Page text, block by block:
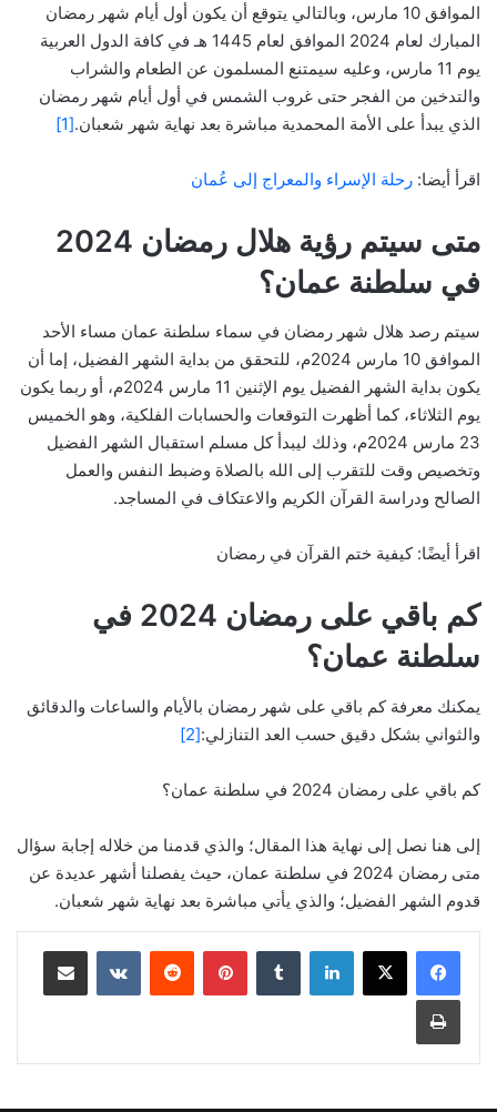
الموافق 10 مارس، وبالتالي يتوقع أن يكون أول أيام شهر رمضان
المبارك لعام 2024 الموافق لعام 1445 هـ في كافة الدول العربية
يوم 11 مارس، وعليه سيمتنع المسلمون عن الطعام والشراب
والتدخين من الفجر حتى غروب الشمس في أول أيام شهر رمضان
الذي يبدأ على الأمة المحمدية مباشرة بعد نهاية شهر شعبان.[1]
اقرأ أيضا: رحلة الإسراء والمعراج إلى عُمان
متى سيتم رؤية هلال رمضان 2024
في سلطنة عمان؟
سيتم رصد هلال شهر رمضان في سماء سلطنة عمان مساء الأحد
الموافق 10 مارس 2024م، للتحقق من بداية الشهر الفضيل، إما أن
يكون بداية الشهر الفضيل يوم الإثنين 11 مارس 2024م، أو ربما يكون
يوم الثلاثاء، كما أظهرت التوقعات والحسابات الفلكية، وهو الخميس
23 مارس 2024م، وذلك ليبدأ كل مسلم استقبال الشهر الفضيل
وتخصيص وقت للتقرب إلى الله بالصلاة وضبط النفس والعمل
الصالح ودراسة القرآن الكريم والاعتكاف في المساجد.
اقرأ أيضًا: كيفية ختم القرآن في رمضان
كم باقي على رمضان 2024 في
سلطنة عمان؟
يمكنك معرفة كم باقي على شهر رمضان بالأيام والساعات والدقائق
والثواني بشكل دقيق حسب العد التنازلي:[2]
كم باقي على رمضان 2024 في سلطنة عمان؟
إلى هنا نصل إلى نهاية هذا المقال؛ والذي قدمنا ​​من خلاله إجابة سؤال
متى رمضان 2024 في سلطنة عمان، حيث يفصلنا أشهر عديدة عن
قدوم الشهر الفضيل؛ والذي يأتي مباشرة بعد نهاية شهر شعبان.
لينكدإن بينتيريست مشاركة عبر البريد
طباعة